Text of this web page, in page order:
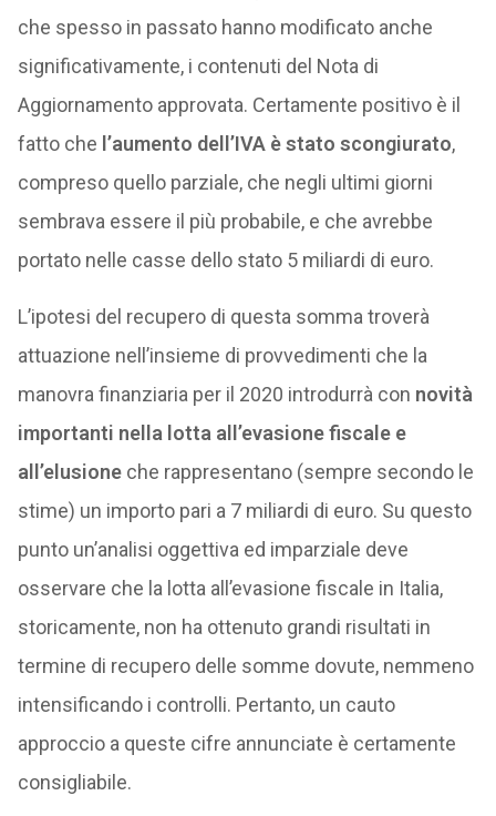
che spesso in passato hanno modificato anche
significativamente, i contenuti del Nota di
Aggiornamento approvata. Certamente positivo è il
fatto che l’aumento dell’IVA è stato scongiurato
compreso quello parziale, che negli ultimi giorni
sembrava essere il più probabile, e che avrebbe
portato nelle casse dello stato 5 miliardi di euro.
L’ipotesi del recupero di questa somma troverà
attuazione nell’insieme di provvedimenti che la
manovra finanziaria per il 2020 introdurrà con novità
importanti nella lotta all’evasione fiscale e
all’elusioneche rappresentano (sempre secondo le
stime) un importo pari a 7 miliardi di euro. Su questo
punto un’analisi oggettiva ed imparziale deve
osservare che la lotta all’evasione fiscale in Italia,
storicamente, non ha ottenuto grandi risultati in
termine di recupero delle somme dovute, nemmeno
intensificando i controlli. Pertanto, un cauto
approccio a queste cifre annunciate è certamente
consigliabile.